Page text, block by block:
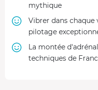
mythique
Vibrer dans chaque
pilotage
La montée
techniques de